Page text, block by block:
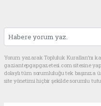
Yorum yazarak Topluluk Kuralları’nı
gaziantepgapgazetesi.com sitesine
dolaylı tüm sorumluluğu tek
site yönetimi hiçbir şekilde sorumlu